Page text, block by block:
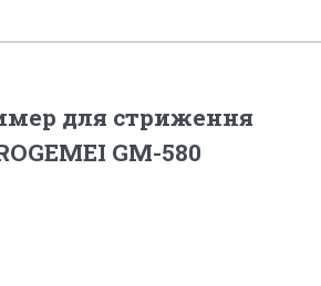
для стриження
GM-580